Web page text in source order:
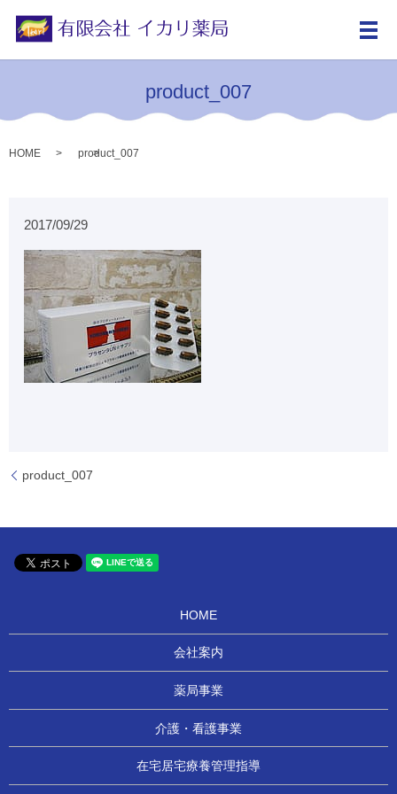
メ
product_007
HOME product_007
2017/09/29
product_007
HOME
会社案内
薬局事業
介護・看護事業
在宅居宅療養管理指導